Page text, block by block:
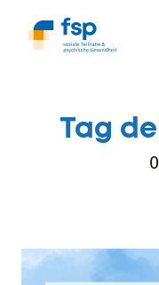
Tag